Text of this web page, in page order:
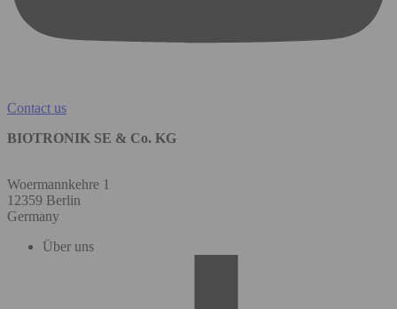
Contact us
BIOTRONIK SE & Co. KG
Woermannkehre 1
12359 Berlin
Germany
Über uns